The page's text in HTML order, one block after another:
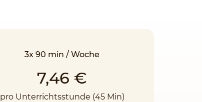
3x 90 min / Woche
7,46 €
pro Unterrichtsstunde (45 Min)